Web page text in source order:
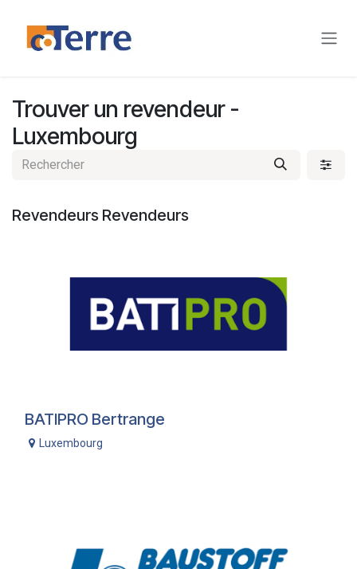
Trouver un revendeur -
Luxembourg
Revendeurs Revendeurs
BATIPRO Bertrange
Luxembourg